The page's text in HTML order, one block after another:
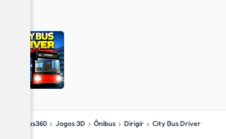
Jogos360 › Jogos 3D › Ônibus › Dirigir › City Bus Driver